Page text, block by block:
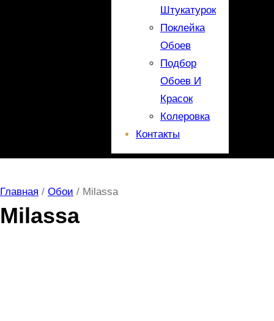
Штукатурок
Поклейка
Обоев
Подбор
Обоев И
Красок
Колеровка
Контакты
Главная / Обои / Milassa
Milassa